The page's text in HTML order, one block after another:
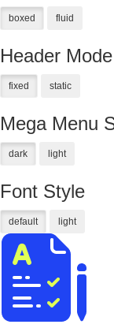
Header Mode
Mega Menu
Font Style